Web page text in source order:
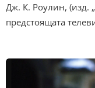
Дж. К. Роулин, (изд.
предстоящата